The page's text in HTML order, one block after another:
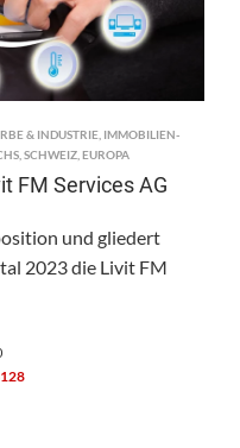
& INDUSTRIE IMMOBILIEN-
SCHWEIZ EUROPA
FM Services AG
und gliedert
2023 die Livit FM